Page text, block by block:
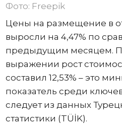
Фото: Freepik
Цены на размещение в
выросли на 4,47% по
предыдущим месяцем.
выражении рост
составил 12,53% – это
показатель среди
следует из данных
статистики (TÜİK).